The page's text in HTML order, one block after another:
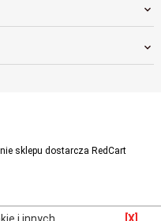
sklepu dostarcza RedCart
i innych [X]